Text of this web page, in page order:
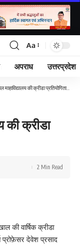
Font
Resizer
Aa
अपराध उत्तरप्रदेश
माहाविद्यालय की क्रीडा प्रतियोगिता शुरू
की क्रीडा
2 Min Read
की वार्षिक क्रीडा
प्रोफ़ेसर देवेश प्रसाद